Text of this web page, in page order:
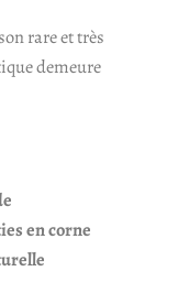
rare et très
demeure
en corne